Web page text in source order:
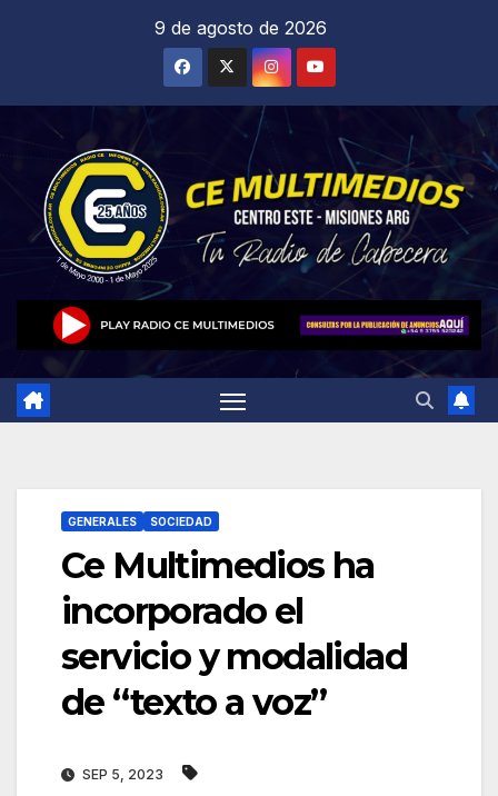
9 de agosto de 2026
GENERALES SOCIEDAD
Ce Multimedios ha
incorporado el
servicio y modalidad
de “texto a voz”
SEP 5, 2023